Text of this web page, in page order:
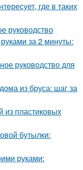
где в таких
руководство
за 2 минуты:
руководство для
из бруса: шаг за
из пластиковых
бутылки:
руками: